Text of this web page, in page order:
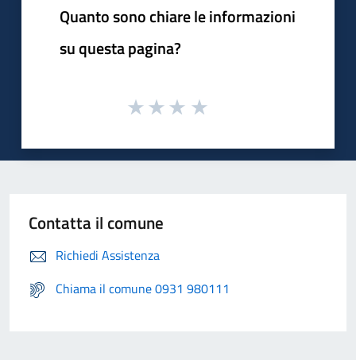
Quanto sono chiare le informazioni
su questa pagina?
Contatta il comune
Richiedi Assistenza
Chiama il comune 0931 980111